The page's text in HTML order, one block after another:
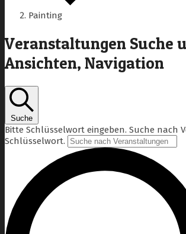
Painting
Veranstaltungen Suche
Ansichten, Navigation
Suche
Bitte Schlüsselwort eingeben. Suche nach
Schlüsselwort.